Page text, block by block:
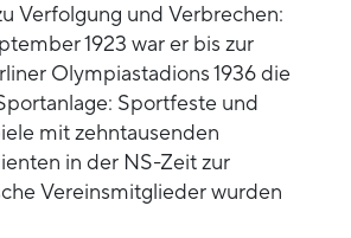
Verfolgung und Verbrechen:
1923 war er bis zur
Olympiastadions 1936 die
Sportfeste und
mit zehntausenden
in der NS-Zeit zur
Vereinsmitglieder wurden